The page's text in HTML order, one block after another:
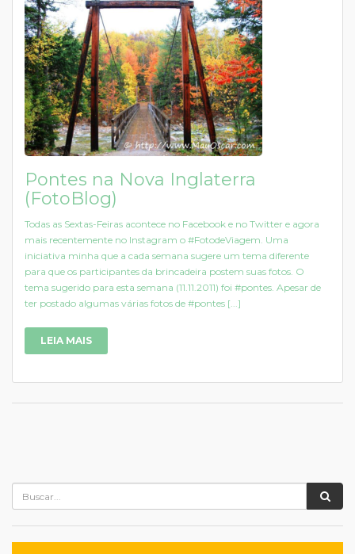
Pontes na Nova Inglaterra
(FotoBlog)
Todas as Sextas-Feiras acontece no Facebook e no Twitter e agora
mais recentemente no Instagram o #FotodeViagem. Uma
iniciativa minha que a cada semana sugere um tema diferente
para que os participantes da brincadeira postem suas fotos. O
tema sugerido para esta semana (11.11.2011) foi #pontes. Apesar de
ter postado algumas várias fotos de #pontes [...]
LEIA MAIS